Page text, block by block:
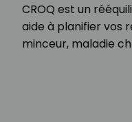
CROQ est un
aide à planifier vos
minceur, maladie